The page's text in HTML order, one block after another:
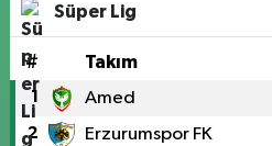
Süper Lig
# Takım
1 Amed
2 Erzurumspor FK